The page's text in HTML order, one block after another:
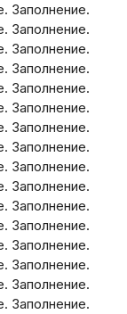
Заполнение.
Заполнение.
Заполнение.
Заполнение.
Заполнение.
Заполнение.
Заполнение.
Заполнение.
Заполнение.
Заполнение.
Заполнение.
Заполнение.
Заполнение.
Заполнение.
Заполнение.
Заполнение.